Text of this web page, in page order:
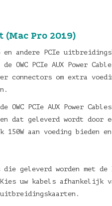
(Mac Pro 2019)
andere PCIe
OWC PCIe AUX Power
connectors om extra
OWC PCIe AUX Power
dat geleverd wordt door
aan voeding bieden
geleverd worden met de
uw kabels afhankelijk